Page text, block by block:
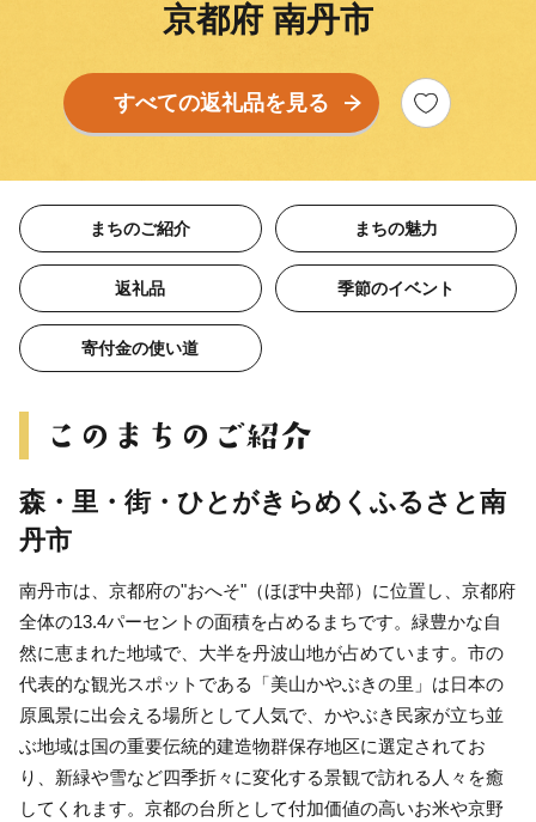
京都府 南丹市
すべての返礼品を見る
まちのご紹介 まちの魅力
返礼品 季節のイベント
寄付金の使い道
森・里・街・ひとがきらめくふるさと南
丹市
南丹市は、京都府の"おへそ"（ほぼ中央部）に位置し、京都府
全体の13.4パーセントの面積を占めるまちです。緑豊かな自
然に恵まれた地域で、大半を丹波山地が占めています。市の
代表的な観光スポットである「美山かやぶきの里」は日本の
原風景に出会える場所として人気で、かやぶき民家が立ち並
ぶ地域は国の重要伝統的建造物群保存地区に選定されてお
り、新緑や雪など四季折々に変化する景観で訪れる人々を癒
してくれます。京都の台所として付加価値の高いお米や京野